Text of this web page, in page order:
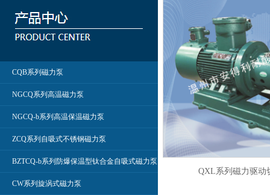
CQB系列磁力泵
NGCQ系列高温磁力泵
NGCQ-b系列高温保温磁力泵
ZCQ系列自吸式不锈钢磁力泵
BZTCQ-b系列防爆保温型钛合金自吸式磁力泵
CW系列旋涡式磁力泵
QXL系列磁力驱动